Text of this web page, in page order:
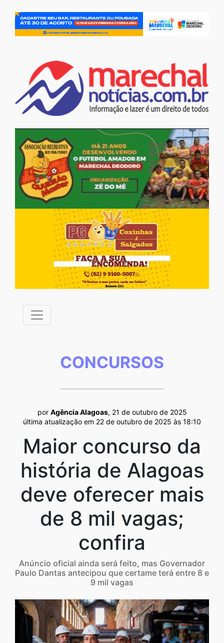
CONCURSOS
por Agência Alagoas, 21 de outubro de 2025
última atualização em 22 de outubro de 2025 às 18:10
Maior concurso da
história de Alagoas
deve oferecer mais
de 8 mil vagas;
confira
Anúncio oficial ainda será feito, mas Governador
Paulo Dantas antecipou que certame terá entre 8 e
9 mil vagas